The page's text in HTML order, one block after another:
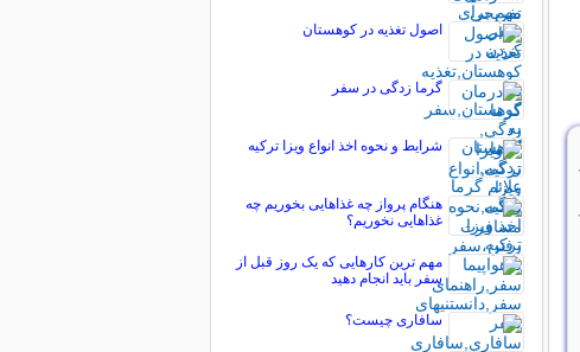
اصول تغذیه در کوهستان
گرما زدگی در سفر
شرایط و نحوه اخذ انواع ویزا ترکیه
هنگام پرواز چه غذاهایی بخوریم چه
غذاهایی نخوریم؟
مهم ترین کارهایی که یک روز قبل از
سفر باید انجام دهید
سافاری چیست؟